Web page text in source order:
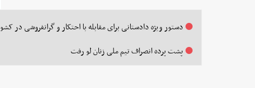
دستور ویژه دادستانی برای مقابله با احتکار و گرانفروشی در
پشت پرده انصراف تیم ملی زنان لو رفت